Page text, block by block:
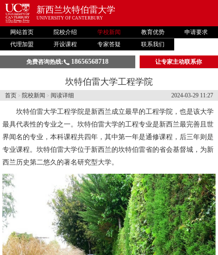
新西兰坎特伯雷大学
UNIVERSITY OF CANTERBURY
网站首页 院校介绍 学校新闻 教育优势
申请要求
代理加盟
开设课程 专家答疑 联系我们
免费咨询热线: 18656568718 让专家主动联系你
坎特伯雷大学工程学院
2024-03-29 11:27
首页 > 院校新闻 > 阅读详细
坎特伯雷大学工程学院是新西兰成立最早的工程学院，也是该大学
最具代表性的专业之一。坎特伯雷大学的工程专业是新西兰最完善且世
界闻名的专业，本科课程共四年，其中第一年是通修课程，后三年则是
专业课程。坎特伯雷大学位于新西兰的坎特伯雷省的省会基督城，为新
西兰历史第二悠久的著名研究型大学。